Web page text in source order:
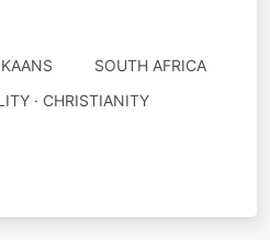
SOUTH AFRICA
· CHRISTIANITY